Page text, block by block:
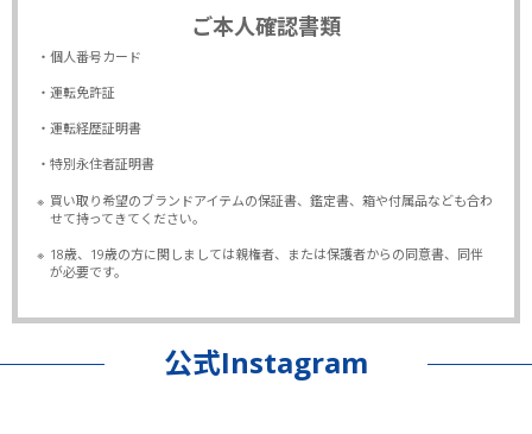
ご本人確認書類
・個人番号カード
・運転免許証
・運転経歴証明書
・特別永住者証明書
※ 買い取り希望のブランドアイテムの保証書、鑑定書、箱や付属品なども合わ
せて持ってきてください。
※ 18歳、19歳の方に関しましては親権者、または保護者からの同意書、同伴
が必要です。
公式Instagram